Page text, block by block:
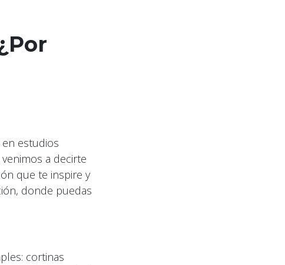
estudios
a decirte
que te inspire y
donde puedas
cortinas